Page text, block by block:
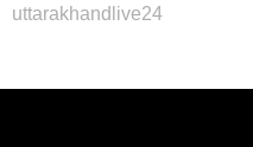
uttarakhandlive24